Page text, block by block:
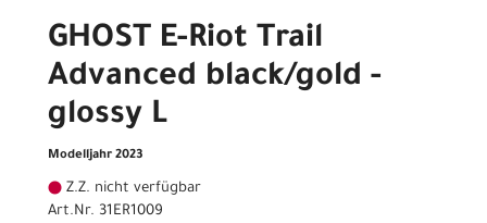
GHOST E-Riot Trail
Advanced black/gold -
glossy L
Modelljahr 2023
Z.Z. nicht verfügbar
Art.Nr. 31ER1009